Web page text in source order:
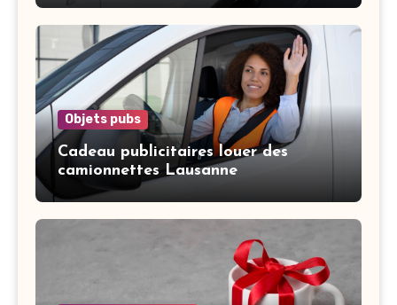
Objets pubs
Cadeau publicitaires louer des
camionnettes Lausanne